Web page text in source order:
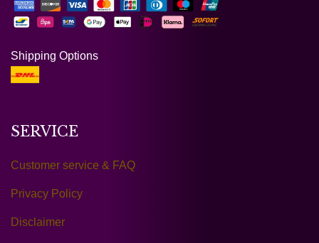
Shipping Options
SERVICE
Customer service & FAQ
Privacy Policy
Disclaimer